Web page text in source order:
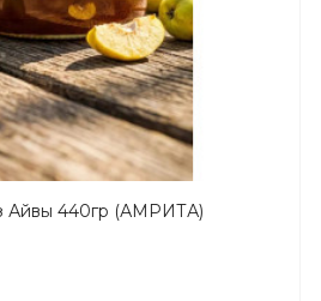
Айвы 440гр (АМРИТА)